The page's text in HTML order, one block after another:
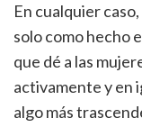
En cualquier
solo como hecho
que dé a las
activamente y en
algo más